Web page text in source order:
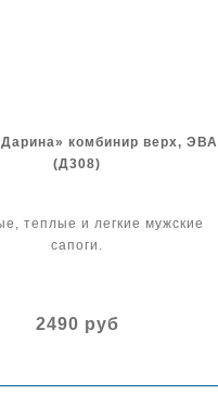
комбинир верх, ЭВА
(Д308)
теплые и легкие мужские
сапоги.
2490 руб